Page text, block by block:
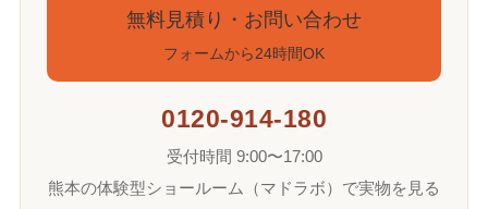
無料見積り・お問い合わせ
フォームから24時間OK
0120-914-180
受付時間 9:00〜17:00
熊本の体験型ショールーム（マドラボ）で実物を見る